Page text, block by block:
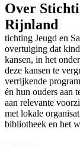
Over
Rijnland
tichting Jeugd en
overtuiging dat
kansen, in het
deze kansen te
verrijkende
én hun ouders aan
aan relevante
met lokale
bibliotheek en het